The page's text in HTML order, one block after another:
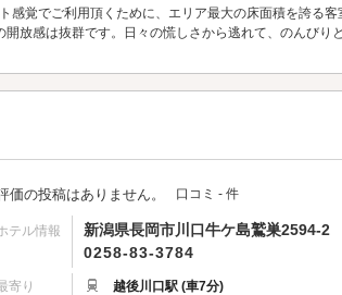
感覚でご利用頂くために、エリア最大の床面積を誇る
放感は抜群です。日々の慌しさから逃れて、のんびり
価の投稿はありません。 口コミ - 件
テル情報
新潟県長岡市川口牛ケ島鷲巣2594-2
0258-83-3784
寄り
越後川口駅 (車7分)